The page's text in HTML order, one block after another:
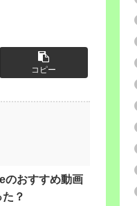
コピー
のおすすめ動画
？